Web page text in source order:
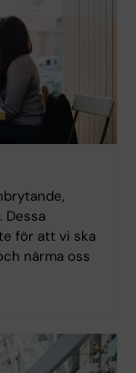
Dessa
för att vi ska
närma oss